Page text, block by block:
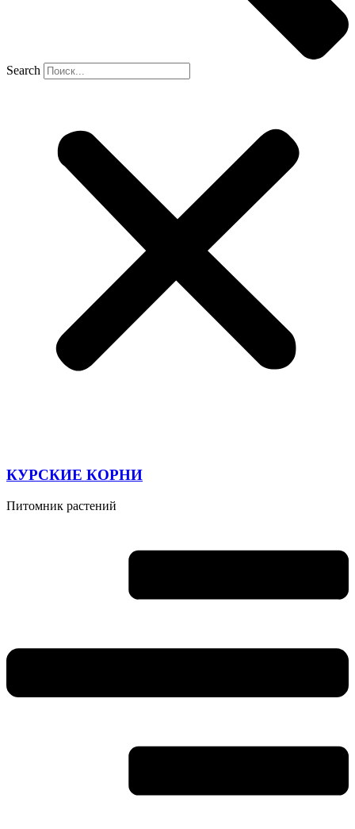
Search
КУРСКИЕ КОРНИ
Питомник растений